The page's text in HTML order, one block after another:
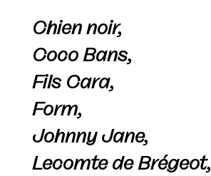
Chien noir,
Coco Bans,
Fils Cara,
Form,
Johnny Jane,
Lecomte de Brégeot,